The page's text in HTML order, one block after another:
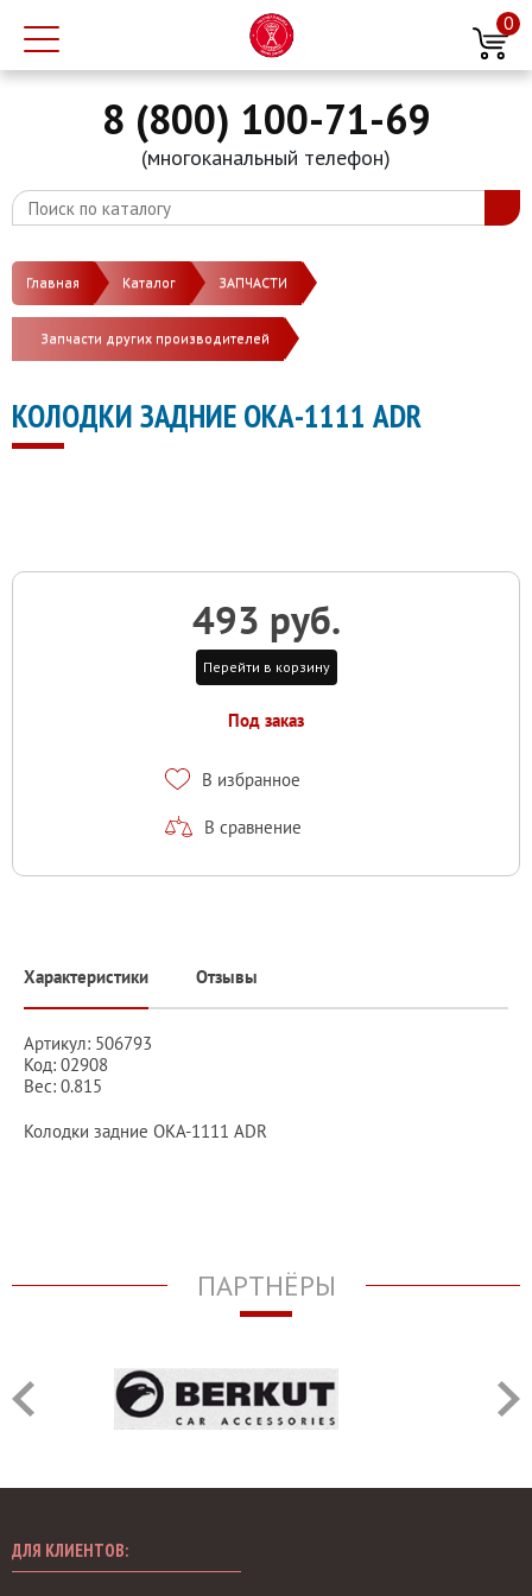
0
8 (800) 100-71-69
(многоканальный телефон)
Главная Каталог ЗАПЧАСТИ
Запчасти других производителей
КОЛОДКИ ЗАДНИЕ ОКА-1111 ADR
493 руб.
Перейти в корзину
Под заказ
В избранное
В сравнение
Характеристики Отзывы
Артикул: 506793
Код: 02908
Вес: 0.815
Колодки задние ОКА-1111 ADR
ПАРТНЁРЫ
ДЛЯ КЛИЕНТОВ: